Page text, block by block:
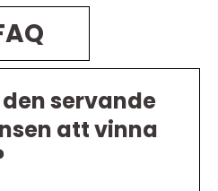
servande
att vinna